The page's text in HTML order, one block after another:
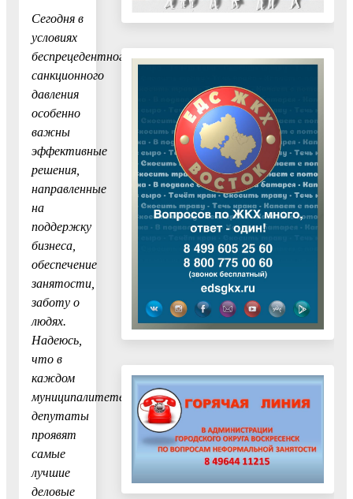
Сегодня в
условиях
беспрецедентного
санкционного
давления
особенно
важны
эффективные
решения,
направленные
на
поддержку
бизнеса,
обеспечение
занятости,
заботу о
людях.
Надеюсь,
что в
каждом
муниципалитете
депутаты
проявят
самые
лучшие
деловые